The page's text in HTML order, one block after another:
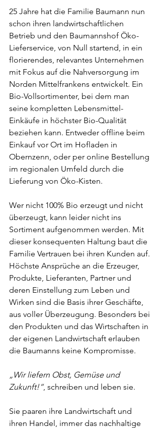
25 Jahre hat die Familie Baumann nun
schon ihren landwirtschaftlichen
Betrieb und den Baumannshof Öko-
Lieferservice, von Null startend, in ein
florierendes, relevantes Unternehmen
mit Fokus auf die Nahversorgung im
Norden Mittelfrankens entwickelt. Ein
Bio-Vollsortimenter, bei dem man
seine kompletten Lebensmittel-
Einkäufe in höchster Bio-Qualität
beziehen kann. Entweder offline beim
Einkauf vor Ort im Hofladen in
Obernzenn, oder per online Bestellung
im regionalen Umfeld durch die
Lieferung von Öko-Kisten.
Wer nicht 100% Bio erzeugt und nicht
überzeugt, kann leider nicht ins
Sortiment aufgenommen werden. Mit
dieser konsequenten Haltung baut die
Familie Vertrauen bei ihren Kunden auf.
Höchste Ansprüche an die Erzeuger,
Produkte, Lieferanten, Partner und
deren Einstellung zum Leben und
Wirken sind die Basis ihrer Geschäfte,
aus voller Überzeugung. Besonders bei
den Produkten und das Wirtschaften in
der eigenen Landwirtschaft erlauben
die Baumanns keine Kompromisse.
„Wir liefern Obst, Gemüse und
Zukunft!“, schreiben und leben sie.
Sie paaren ihre Landwirtschaft und
ihren Handel, immer das nachhaltige